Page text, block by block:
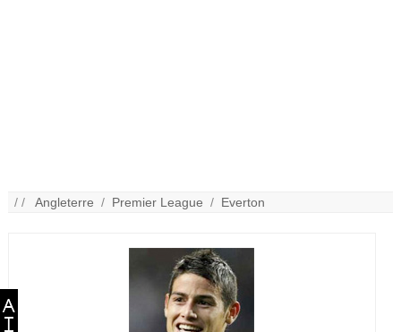
/ /Angleterre / Premier League / Everton